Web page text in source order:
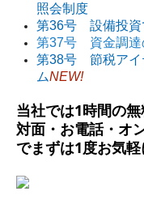
照会制度
第36号 設備投資
第37号 資金調
第38号 節税アイ
ムNEW!
当社では1時間の無
対面・お電話・オ
でまずは1度お気軽